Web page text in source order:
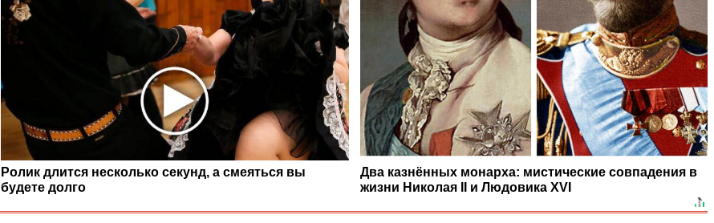
Ролик длится несколько секунд, а смеяться вы
будете долго
Два казнённых монарха: мистические совпадения в
жизни Николая II и Людовика XVI